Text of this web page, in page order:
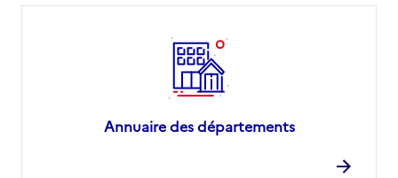
Annuaire des départements